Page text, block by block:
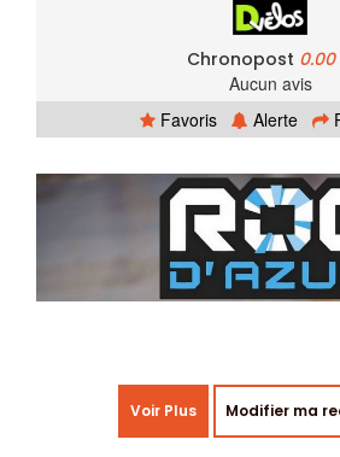
Chronopost 0.00
Aucun avis
Favoris
Alerte
Voir Plus Modifier ma